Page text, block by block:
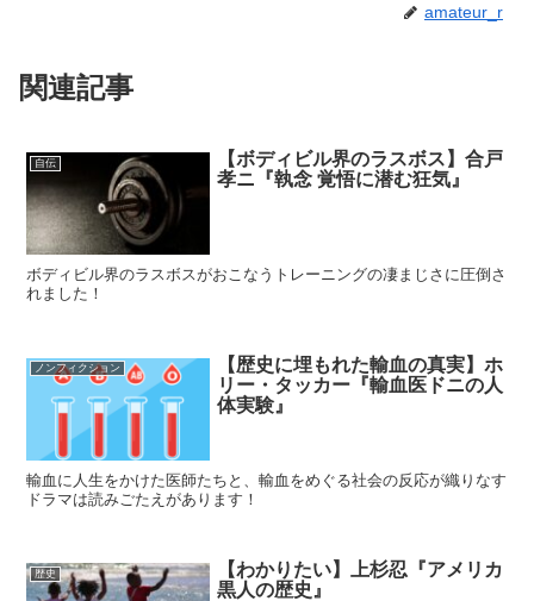
amateur_r
関連記事
自伝
【ボディビル界のラスボス】合戸
孝ニ『執念 覚悟に潜む狂気』
ボディビル界のラスボスがおこなうトレーニングの凄まじさに圧倒さ
れました！
ノンフィクション
【歴史に埋もれた輸血の真実】ホ
リー・タッカー『輸血医ドニの人
体実験』
輸血に人生をかけた医師たちと、輸血をめぐる社会の反応が織りなす
ドラマは読みごたえがあります！
歴史
【わかりたい】上杉忍『アメリカ
黒人の歴史』